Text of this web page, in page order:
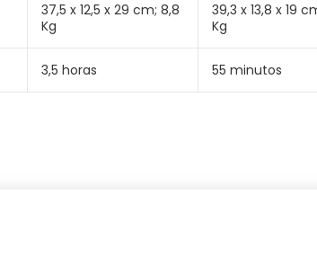
37,5 x 12,5 x 29 cm; 8,8
Kg
3,5 horas
39,3 x 13,8 x 19
Kg
55 minutos